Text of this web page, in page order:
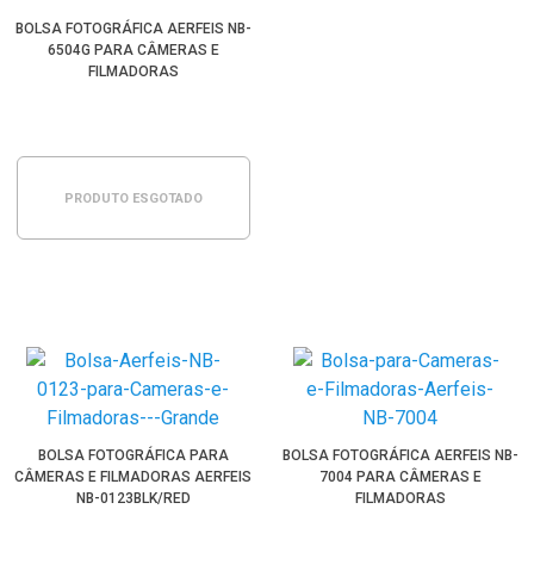
BOLSA FOTOGRÁFICA AERFEIS NB-
6504G PARA CÂMERAS E
FILMADORAS
PRODUTO ESGOTADO
BOLSA FOTOGRÁFICA PARA
CÂMERAS E FILMADORAS AERFEIS
NB-0123BLK/RED
BOLSA FOTOGRÁFICA AERFEIS NB-
7004 PARA CÂMERAS E
FILMADORAS